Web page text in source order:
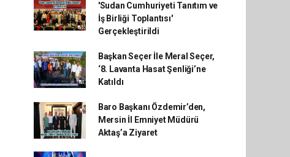
'Sudan Cumhuriyeti Tanıtım ve
İş Birliği Toplantısı'
Gerçekleştirildi
Başkan Seçer İle Meral Seçer,
‘8. Lavanta Hasat Şenliği’ne
Katıldı
Baro Başkanı Özdemir’den,
Mersin İl Emniyet Müdürü
Aktaş’a Ziyaret